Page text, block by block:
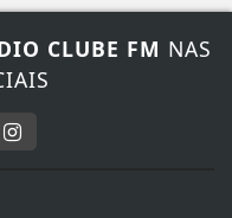
CLUBE FM NAS